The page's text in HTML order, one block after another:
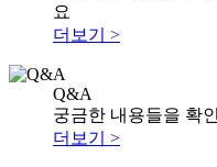
요
더보기 >
Q&A
궁금한 내용들을 확
더보기 >